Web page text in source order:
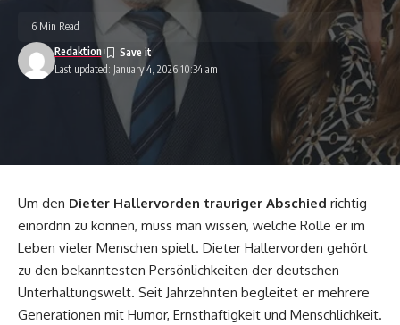
Last updated: January 4, 2026 10:34 am
Redaktion
6 Min Read
Um den Dieter Hallervorden trauriger Abschied richtig
einordnn zu können, muss man wissen, welche Rolle er im
Leben vieler Menschen spielt. Dieter Hallervorden gehört
zu den bekanntesten Persönlichkeiten der deutschen
Unterhaltungswelt. Seit Jahrzehnten begleitet er mehrere
Generationen mit Humor, Ernsthaftigkeit und Menschlichkeit.